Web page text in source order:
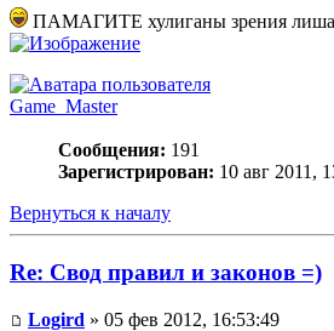
ПАМАГИТЕ хулиганы зрения
Game_Master
Сообщения: 191
Зарегистрирован: 10 авг 2011,
Вернуться к началу
Re: Свод правил и законов =)
Logird » 05 фев 2012, 16:53:49